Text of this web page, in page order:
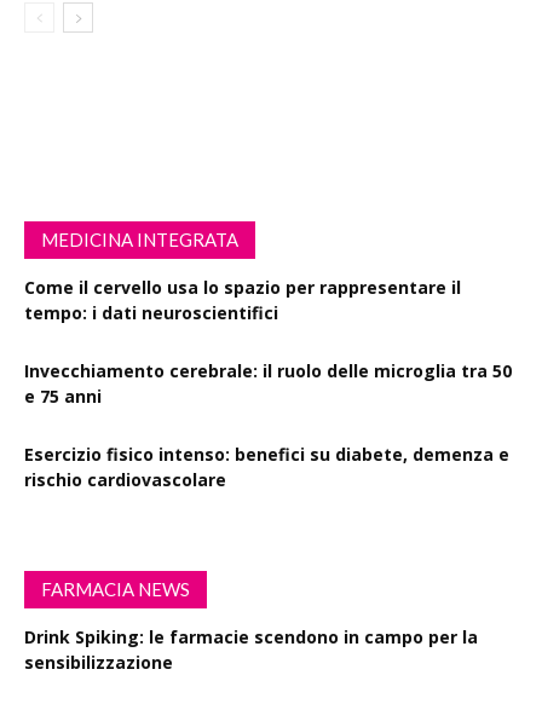
MEDICINA INTEGRATA
Come il cervello usa lo spazio per rappresentare il
tempo: i dati neuroscientifici
Invecchiamento cerebrale: il ruolo delle microglia tra 50
e 75 anni
Esercizio fisico intenso: benefici su diabete, demenza e
rischio cardiovascolare
FARMACIA NEWS
Drink Spiking: le farmacie scendono in campo per la
sensibilizzazione